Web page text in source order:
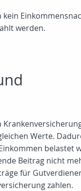
werden.
Werte.
belastet
Beitrag nicht
für
zahlen.